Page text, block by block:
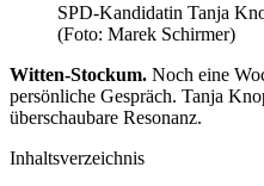
SPD-Kandidatin Tanja
(Foto: Marek Schirmer)
Witten-Stockum. Noch eine
persönliche Gespräch. Tanja
überschaubare Resonanz.
Inhaltsverzeichnis